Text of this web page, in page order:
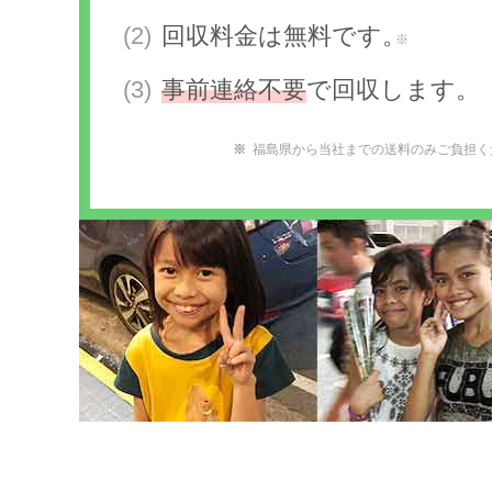
回収料金は無料です。
※
事前連絡不要で回収します。
福島県から当社までの送料のみご負担